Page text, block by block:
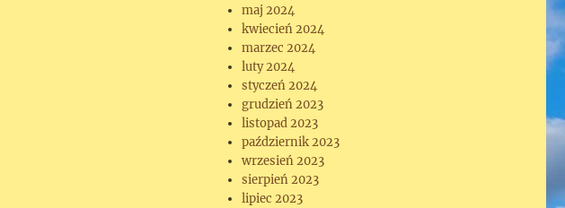
maj 2024
kwiecień 2024
marzec 2024
luty 2024
styczeń 2024
grudzień 2023
listopad 2023
październik 2023
wrzesień 2023
sierpień 2023
lipiec 2023